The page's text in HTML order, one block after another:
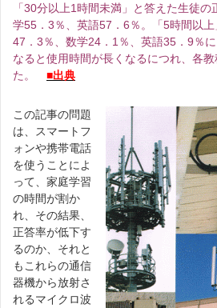
「30分以上1時間未満」と答えた生徒
学55．3％、英語57．6％。「5時間以
47．3％、数学24．1％、英語35．9％
なると使用時間が長くなるにつれ、各
た。 ■出典
この記事の問題
は、スマートフ
ォンや携帯電話
を使うことによ
って、家庭学習
の時間が割か
れ、その結果、
正答率が低下す
るのか、それと
もこれらの通信
器機から放射さ
れるマイクロ波